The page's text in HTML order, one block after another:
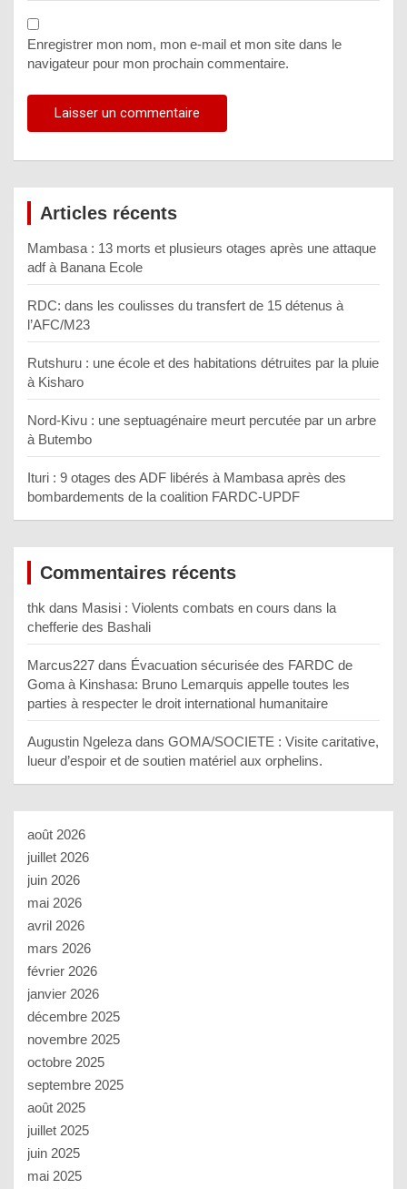
Enregistrer mon nom, mon e-mail et mon site dans le
navigateur pour mon prochain commentaire.
Articles récents
Mambasa : 13 morts et plusieurs otages après une attaque
adf à Banana Ecole
RDC: dans les coulisses du transfert de 15 détenus à
l’AFC/M23
Rutshuru : une école et des habitations détruites par la pluie
à Kisharo
Nord-Kivu : une septuagénaire meurt percutée par un arbre
à Butembo
Ituri : 9 otages des ADF libérés à Mambasa après des
bombardements de la coalition FARDC-UPDF
Commentaires récents
thk dans Masisi : Violents combats en cours dans la
chefferie des Bashali
Marcus227 dans Évacuation sécurisée des FARDC de
Goma à Kinshasa: Bruno Lemarquis appelle toutes les
parties à respecter le droit international humanitaire
Augustin Ngeleza dans GOMA/SOCIETE : Visite caritative,
lueur d’espoir et de soutien matériel aux orphelins.
août 2026
juillet 2026
juin 2026
mai 2026
avril 2026
mars 2026
février 2026
janvier 2026
décembre 2025
novembre 2025
octobre 2025
septembre 2025
août 2025
juillet 2025
juin 2025
mai 2025